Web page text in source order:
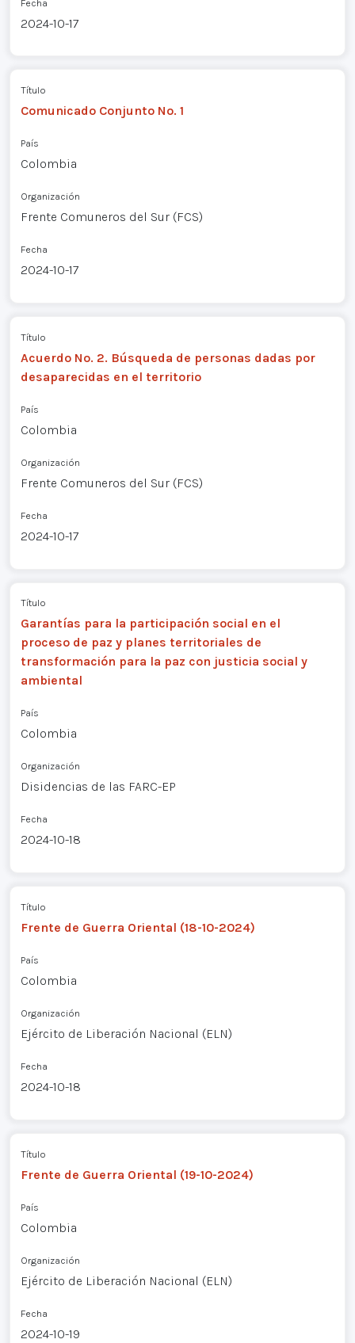
Fecha
2024-10-17
Título
Comunicado Conjunto No. 1
País
Colombia
Organización
Frente Comuneros del Sur (FCS)
Fecha
2024-10-17
Título
Acuerdo No. 2. Búsqueda de personas dadas por
desaparecidas en el territorio
País
Colombia
Organización
Frente Comuneros del Sur (FCS)
Fecha
2024-10-17
Título
Garantías para la participación social en el
proceso de paz y planes territoriales de
transformación para la paz con justicia social y
ambiental
País
Colombia
Organización
Disidencias de las FARC-EP
Fecha
2024-10-18
Título
Frente de Guerra Oriental (18-10-2024)
País
Colombia
Organización
Ejército de Liberación Nacional (ELN)
Fecha
2024-10-18
Título
Frente de Guerra Oriental (19-10-2024)
País
Colombia
Organización
Ejército de Liberación Nacional (ELN)
Fecha
2024-10-19